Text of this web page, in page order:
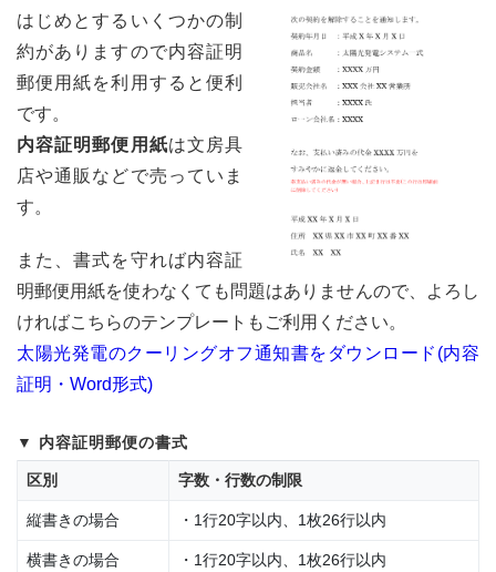
はじめとするいくつかの制
約がありますので内容証明
郵便用紙を利用すると便利
です。
内容証明郵便用紙は文房具
店や通販などで売っていま
す。
また、書式を守れば内容証
明郵便用紙を使わなくても問題はありませんので、よろし
ければこちらのテンプレートもご利用ください。
太陽光発電のクーリングオフ通知書をダウンロード(内容
証明・Word形式)
内容証明郵便の書式
区別 字数・行数の制限
縦書きの場合 ・1行20字以内、1枚26行以内
横書きの場合
・1行20字以内、1枚26行以内